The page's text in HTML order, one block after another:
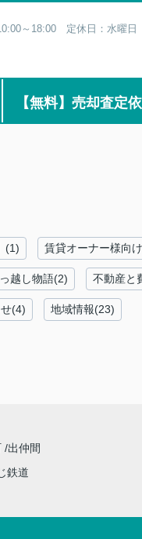
～18:00 定休日：水曜日
【無料】売却査定
(1) 賃貸オーナー様向
越し物語(2) 不動産と
(4) 地域情報(23)
出仲間
鉄道